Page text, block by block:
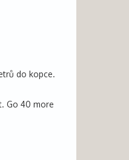
do kopce.
Go 40 more